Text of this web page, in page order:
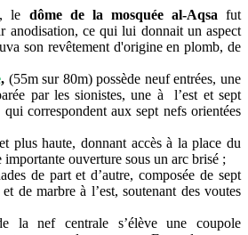
le dôme de la mosquée al-Aqsa fut
anodisation, ce qui lui donnait un aspect
son revêtement d'origine en plomb, de
, (55m sur 80m) possède neuf entrées, une
par les sionistes, une à l’est et sept
correspondent aux sept nefs orientées
plus haute, donnant accès à la place du
ouverture sous un arc brisé ;
de part et d’autre, composée de sept
de marbre à l’est, soutenant des voutes
la nef centrale s’élève une coupole